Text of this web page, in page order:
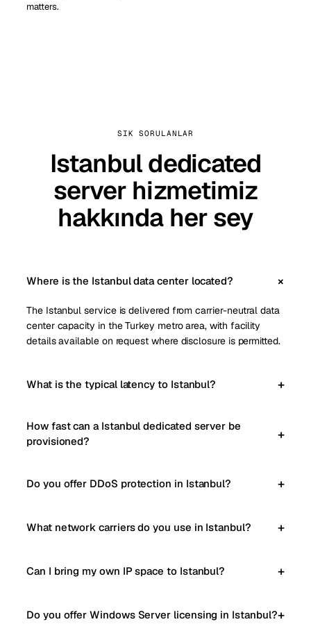
matters.
SIK SORULANLAR
Istanbul dedicated
server hizmetimiz
hakkında her sey
Where is the Istanbul data center located?
The Istanbul service is delivered from carrier-neutral data
center capacity in the Turkey metro area, with facility
details available on request where disclosure is permitted.
What is the typical latency to Istanbul?
How fast can a Istanbul dedicated server be
provisioned?
Do you offer DDoS protection in Istanbul?
What network carriers do you use in Istanbul?
Can I bring my own IP space to Istanbul?
Do you offer Windows Server licensing in Istanbul?